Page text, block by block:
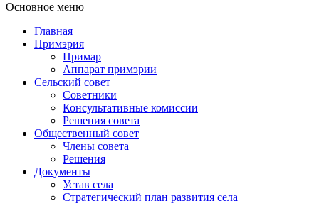
Основное меню
Примэрия Чишмикиой
Главная
Примэрия
Примар
Аппарат примэрии
Сельский совет
Советники
Консультативные комиссии
Решения совета
Общественный совет
Члены совета
Решения
Документы
Устав села
Стратегический план развития села